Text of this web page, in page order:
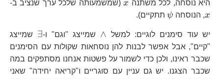
היא נוסחה, לכל משתנה x(שמשמעותה שלכל ערך שנציב ב-
x, הנוסחה ψתתקיים).
יש עוד סימנים לוגיים: למשל
\wedge
∧ שמייצג "וגם" ו- \exists
∃ שמייצג
"קיים", אבל אפשר לבנות להן נוסחאות שקולות עם הסימנים
שכבר ראינו, ולכן כדי לשמור על פשטות אנחנו מסתפקים במה
שכבר הצגנו. יש גם עניין עם סוגריים ו"קריאה יחידה" שאני